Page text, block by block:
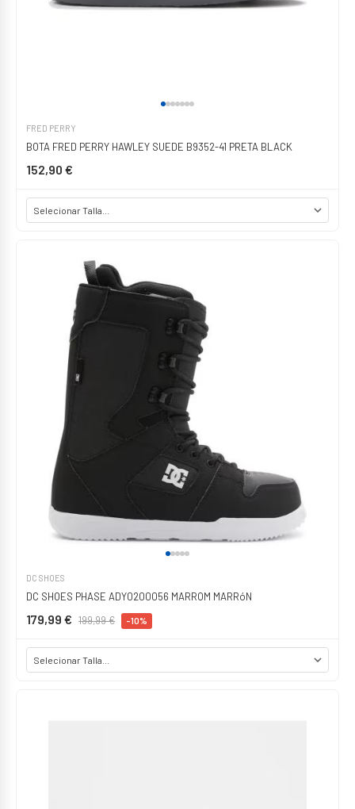
FRED PERRY
BOTA FRED PERRY HAWLEY SUEDE B9352-41 PRETA BLACK
152,90 €
DC SHOES
DC SHOES PHASE ADY0200056 MARROM MARRóN
179,99 € 199,99 € -10%